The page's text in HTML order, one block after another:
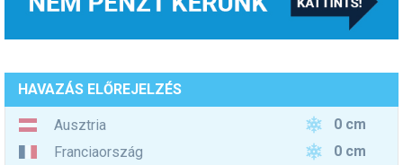
HAVAZÁS ELŐREJELZÉS
Ausztria
0 cm
Franciaország
0 cm